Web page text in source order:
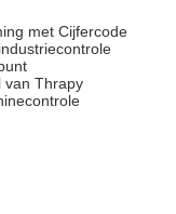
met Cijfercode
van Thrapy